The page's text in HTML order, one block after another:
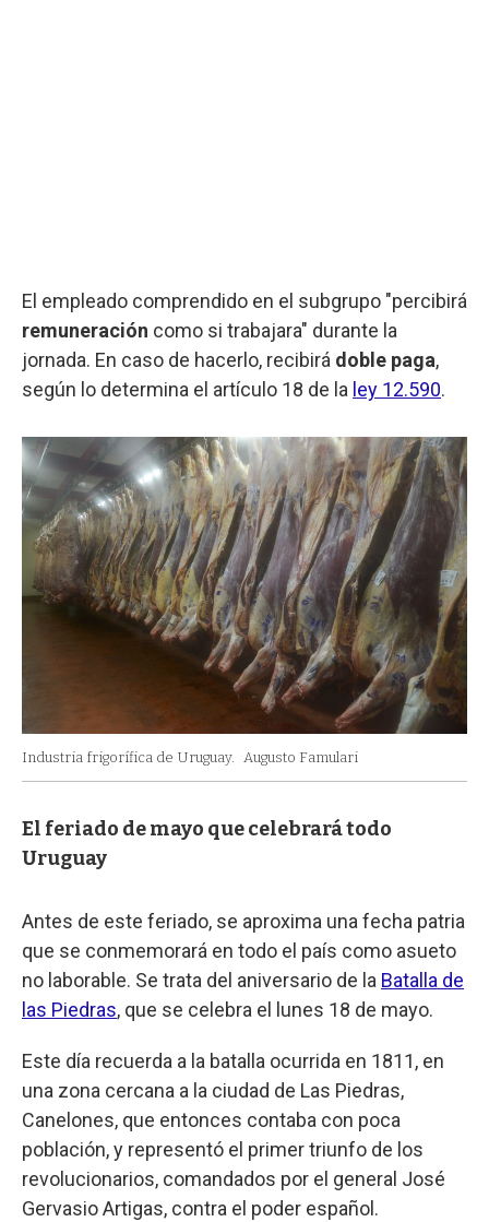
El empleado comprendido en el subgrupo "percibirá
remuneración como si trabajara" durante la
jornada. En caso de hacerlo, recibirá doble paga,
según lo determina el artículo 18 de la ley 12.590.
Industria frigorífica de Uruguay. Augusto Famulari
El feriado de mayo que celebrará todo
Uruguay
Antes de este feriado, se aproxima una fecha patria
que se conmemorará en todo el país como asueto
no laborable. Se trata del aniversario de la Batalla de
las Piedras, que se celebra el lunes 18 de mayo.
Este día recuerda a la batalla ocurrida en 1811, en
una zona cercana a la ciudad de Las Piedras,
Canelones, que entonces contaba con poca
población, y representó el primer triunfo de los
revolucionarios, comandados por el general José
Gervasio Artigas, contra el poder español.